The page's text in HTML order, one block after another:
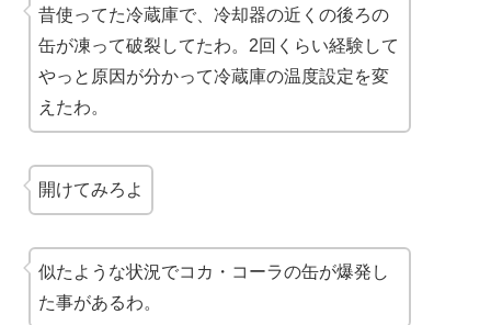
昔使ってた冷蔵庫で、冷却器の近くの後ろの
缶が凍って破裂してたわ。2回くらい経験して
やっと原因が分かって冷蔵庫の温度設定を変
えたわ。
開けてみろよ
似たような状況でコカ・コーラの缶が爆発し
た事があるわ。